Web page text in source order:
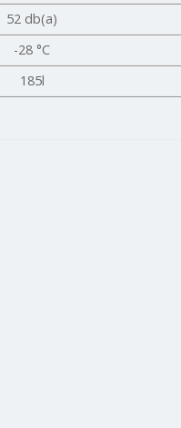
52 db(a)
-28 °C
185l